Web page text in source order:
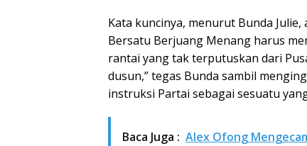
Kata kuncinya, menurut Bunda
Bersatu Berjuang Menang harus
rantai yang tak terputuskan dari
dusun,” tegas Bunda sambil
instruksi Partai sebagai sesuatu
Baca Juga : Alex Ofong